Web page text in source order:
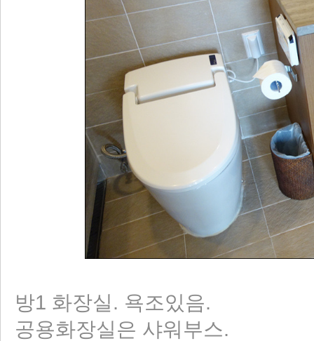
방1 화장실. 욕조있음.
공용화장실은 샤워부스.